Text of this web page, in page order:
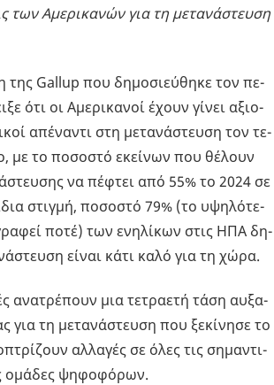
των Αμε­ρι­κα­νών για τη με­τα­νά­στευ­ση
Gallup που δη­μο­σιεύ­θη­κε τον πε­
ότι οι Αμε­ρι­κα­νοί έχουν γίνει αξιο­
απέ­να­ντι στη με­τα­νά­στευ­ση τον τε­
με το πο­σο­στό εκεί­νων που θέ­λουν
να πέ­φτει από 55% το 2024 σε
στιγ­μή, πο­σο­στό 79% (το υψη­λό­τε­
ποτέ) των ενη­λί­κων στις ΗΠΑ δη­
είναι κάτι καλό για τη χώρα.
ανα­τρέ­πουν μια τε­τρα­ε­τή τάση αυ­ξα­
για τη με­τα­νά­στευ­ση που ξε­κί­νη­σε το
αλ­λα­γές σε όλες τις ση­μα­ντι­
ομά­δες ψη­φο­φό­ρων.